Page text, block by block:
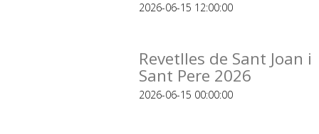
2026-06-15 12:00:00
Revetlles de Sant Joan i
Sant Pere 2026
2026-06-15 00:00:00